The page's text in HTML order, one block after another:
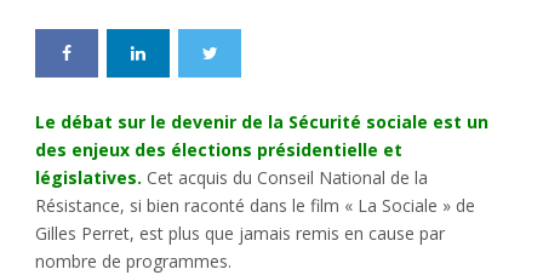
Le débat sur le devenir de la Sécurité sociale est un
des enjeux des élections présidentielle et
législatives. Cet acquis du Conseil National de la
Résistance, si bien raconté dans le film « La Sociale » de
Gilles Perret, est plus que jamais remis en cause par
nombre de programmes.